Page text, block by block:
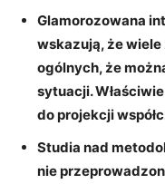
Glamorozowana
wskazują, że
ogólnych, że
sytuacji.
do projekcji
Studia nad
nie